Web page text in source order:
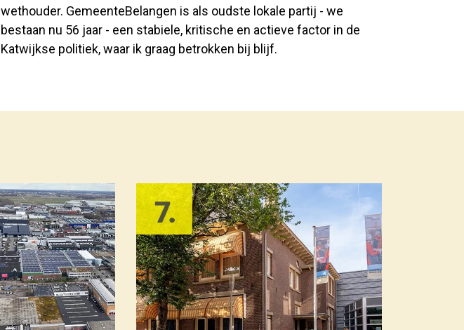
wethouder. GemeenteBelangen is als oudste lokale partij - we
bestaan nu 56 jaar - een stabiele, kritische en actieve factor in de
Katwijkse politiek, waar ik graag betrokken bij blijf.